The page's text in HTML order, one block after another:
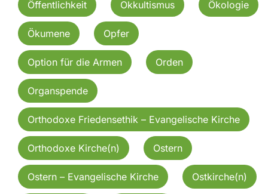
Öffentlichkeit Okkultismus Ökologie
Ökumene Opfer
Option für die Armen Orden
Organspende
Orthodoxe Friedensethik – Evangelische Kirche
Orthodoxe Kirche(n) Ostern
Ostern – Evangelische Kirche Ostkirche(n)